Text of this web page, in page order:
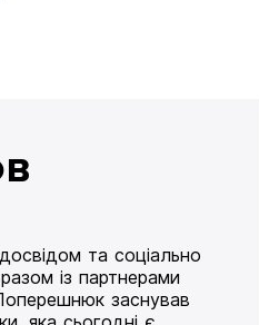
та соціально
із партнерами
заснував